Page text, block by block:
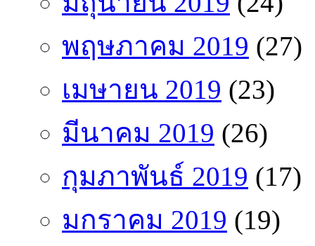
พฤษภาคม 2019 (27)
เมษายน 2019 (23)
มีนาคม 2019 (26)
กุมภาพันธ์ 2019 (17)
มกราคม 2019 (19)